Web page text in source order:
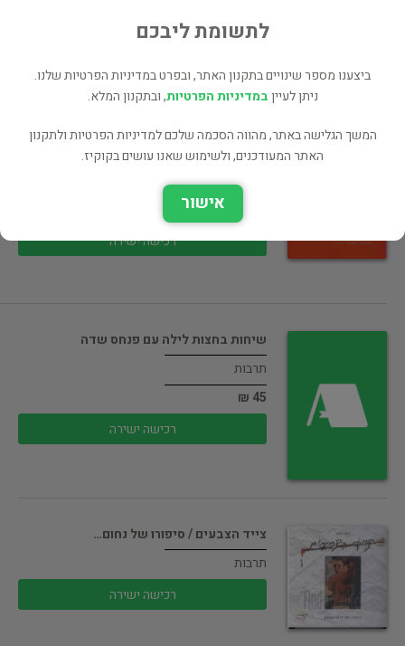
רכישה ישירה
פרוטוקולאז' 2012, מאטריה (חדש! המחיר
כולל…
תרבות
רכישה ישירה
שיחות בחצות לילה עם פנחס שדה
תרבות
45 ₪
רכישה ישירה
צייד הצבעים / סיפורו של נחום…
תרבות
רכישה ישירה
לתשומת ליבכם
ביצענו מספר שינויים בתקנון האתר, ובפרט במדיניות הפרטיות שלנו.
ניתן לעייןבמדיניות הפרטיות, ובתקנון המלא.
המשך הגלישה באתר, מהווה הסכמה שלכם למדיניות הפרטיות ולתקנון
האתר המעודכנים, ולשימוש שאנו עושים בקוקיז.
אישור